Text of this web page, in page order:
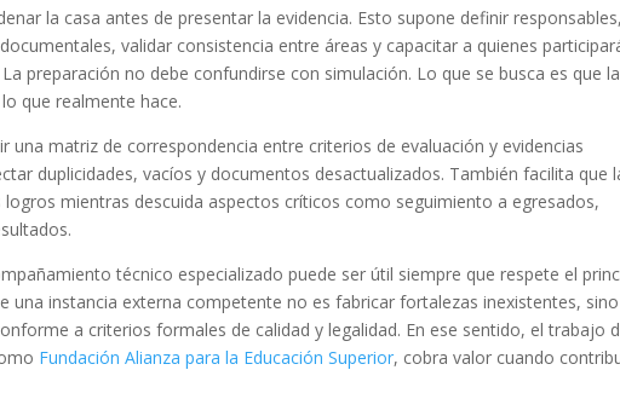
la casa antes de presentar la evidencia. Esto supone definir responsables,
validar consistencia entre áreas y capacitar a quienes
preparación no debe confundirse con simulación. Lo que se busca es que la
que realmente hace.
una matriz de correspondencia entre criterios de evaluación y evidencias
duplicidades, vacíos y documentos desactualizados. También facilita que
mientras descuida aspectos críticos como seguimiento a egresados,
técnico especializado puede ser útil siempre que respete el
una instancia externa competente no es fabricar fortalezas inexistentes, sino
a criterios formales de calidad y legalidad. En ese sentido, el trabajo
Fundación Alianza para la Educación Superior, cobra valor cuando